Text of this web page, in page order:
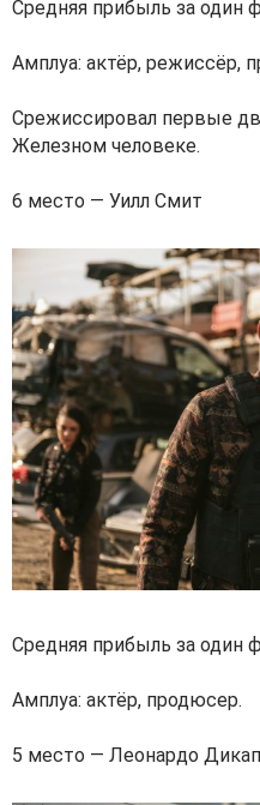
Средняя прибыль за один
Амплуа: актёр, режиссёр,
Срежиссировал первые
Железном человеке.
6 место — Уилл Смит
Средняя прибыль за один
Амплуа: актёр, продюсер.
5 место — Леонардо